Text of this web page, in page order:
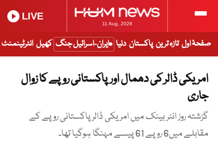
11 Aug, 2026
LIVE
صفحۂ اول تازہ ترین پاکستان دنیا ایران-اسرائیل جنگ کھیل انٹرٹینمنٹ
امریکی ڈالر کی دھمال اورپاکستانی روپے کا زوال
جاری
گزشتہ روز انٹر بینک میں امریکی ڈالر پاکستانی روپے کے
مقابلے میں6 روپے 61 پیسے مہنگا ہوگیا تھا۔